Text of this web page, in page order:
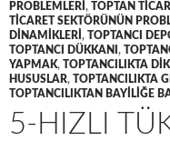
PROBLEMLERI , TOPTAN
TICARET SEKTÖRÜNÜN
DINAMIKLERI , TOPTANCI
TOPTANCI DÜKKANI ,
YAPMAK, TOPTANCILIKTA
HUSUSLAR, TOPTANCILIKTA
TOPTANCILIKTAN BAYILIĞE
5-HIZLI